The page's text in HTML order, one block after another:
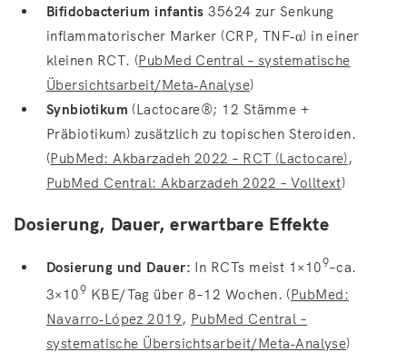
Bifidobacterium infantis 35624 zur Senkung
inflammatorischer Marker (CRP, TNF‑α) in einer
kleinen RCT. (PubMed Central – systematische
Übersichtsarbeit/Meta‑Analyse)
Synbiotikum (Lactocare®; 12 Stämme +
Präbiotikum) zusätzlich zu topischen Steroiden.
(PubMed: Akbarzadeh 2022 – RCT (Lactocare),
PubMed Central: Akbarzadeh 2022 – Volltext)
Dosierung, Dauer, erwartbare Effekte
Dosierung und Dauer: In RCTs meist 1×109–ca.
3×109 KBE/Tag über 8–12 Wochen. (PubMed:
Navarro‑López 2019, PubMed Central –
systematische Übersichtsarbeit/Meta‑Analyse)